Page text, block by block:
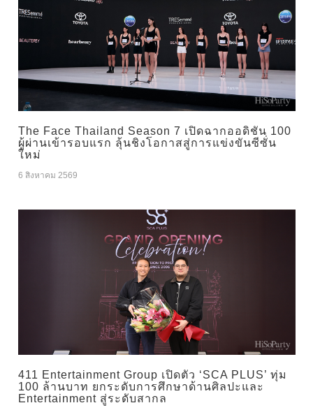
The Face Thailand Season 7 เปิดฉากออดิชัน 100
ผู้ผ่านเข้ารอบแรก ลุ้นชิงโอกาสสู่การแข่งขันซีซั่น
ใหม่
6 สิงหาคม 2569
411 Entertainment Group เปิดตัว ‘SCA PLUS’ ทุ่ม
100 ล้านบาท ยกระดับการศึกษาด้านศิลปะและ
Entertainment สู่ระดับสากล